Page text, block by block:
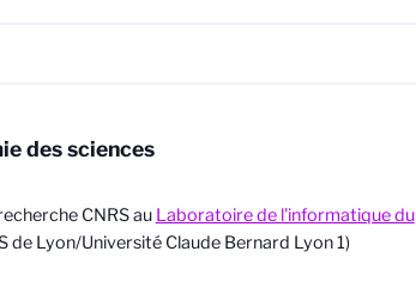
des sciences
CNRS au Laboratoire de l'informatique du
de Lyon/Université Claude Bernard Lyon 1)